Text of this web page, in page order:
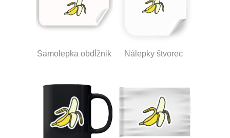
Samolepka obdĺžnik Nálepky štvorec